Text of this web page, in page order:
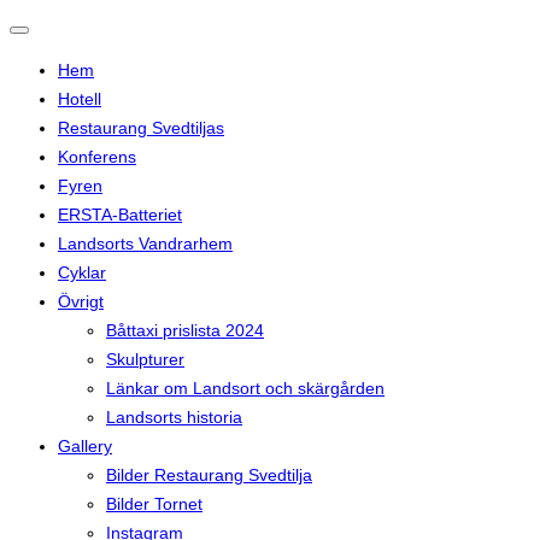
Slå
navigering
Hem
Hotell
Restaurang Svedtiljas
Konferens
Fyren
ERSTA-Batteriet
Landsorts Vandrarhem
Cyklar
Övrigt
Båttaxi prislista 2024
Skulpturer
Länkar om Landsort och skärgården
Landsorts historia
Gallery
Bilder Restaurang Svedtilja
Bilder Tornet
Instagram